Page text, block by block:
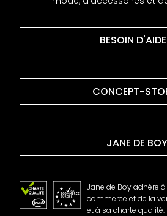
BESOIN
CONCEPT-
JANE DE BOY
Jane de Boy adhère
commerce et de la
et à sa charte qualité.